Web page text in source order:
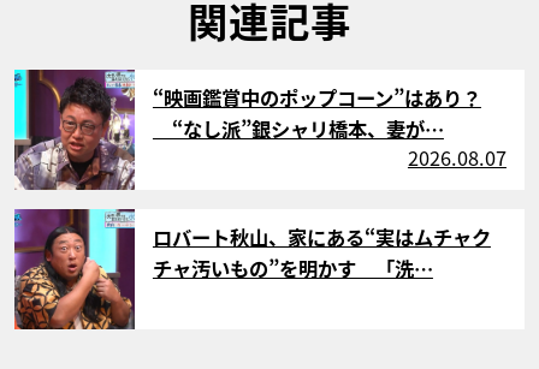
関連記事
サムネイル
“映画鑑賞中のポップコーン”はあり？
“なし派”銀シャリ橋本、妻が…
2026.08.07
サムネイル
ロバート秋山、家にある“実はムチャク
チャ汚いもの”を明かす 「洗…